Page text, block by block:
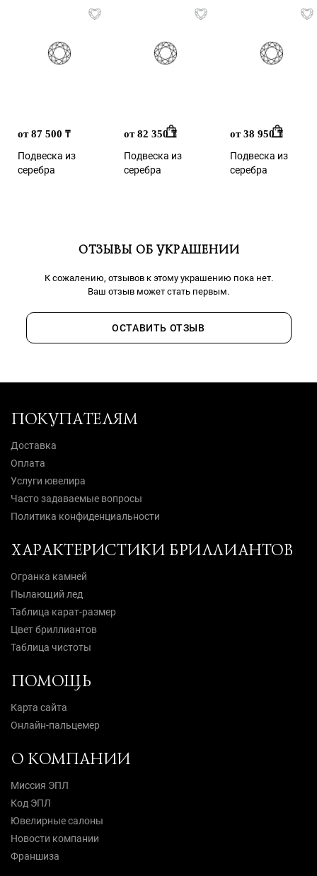
Подвеска из
серебра
от 87 500 ₸
Подвеска из
серебра
от 82 350₸
Подвеска из
серебра
от 38 950₸
ОТЗЫВЫ ОБ УКРАШЕНИИ
К сожалению, отзывов к этому украшению пока нет.
Ваш отзыв может стать первым.
ОСТАВИТЬ ОТЗЫВ
ПОКУПАТЕЛЯМ
Доставка
Оплата
Услуги ювелира
Часто задаваемые вопросы
Политика конфиденциальности
ХАРАКТЕРИСТИКИ БРИЛЛИАНТОВ
Огранка камней
Пылающий лед
Таблица карат-размер
Цвет бриллиантов
Таблица чистоты
ПОМОЩЬ
Карта сайта
Онлайн-пальцемер
О КОМПАНИИ
Миссия ЭПЛ
Код ЭПЛ
Ювелирные салоны
Новости компании
Франшиза